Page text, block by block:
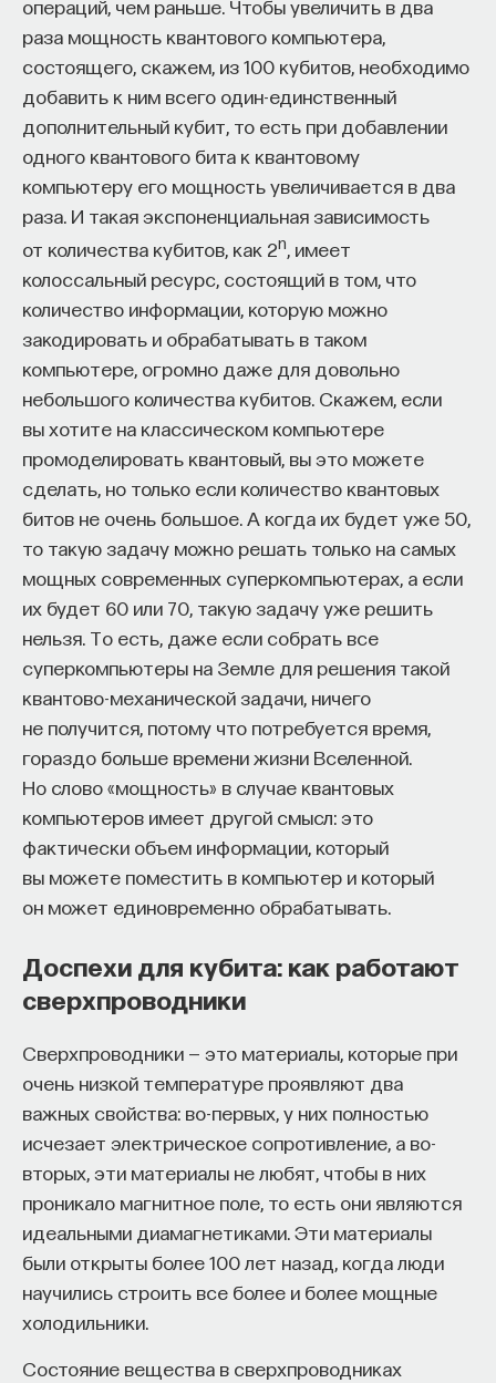
операций, чем раньше. Чтобы увеличить в два
раза мощность квантового компьютера,
состоящего, скажем, из 100 кубитов, необходимо
добавить к ним всего один-единственный
дополнительный кубит, то есть при добавлении
одного квантового бита к квантовому
компьютеру его мощность увеличивается в два
раза. И такая экспоненциальная зависимость
от количества кубитов, как 2n , имеет
колоссальный ресурс, состоящий в том, что
количество информации, которую можно
закодировать и обрабатывать в таком
компьютере, огромно даже для довольно
небольшого количества кубитов. Скажем, если
вы хотите на классическом компьютере
промоделировать квантовый, вы это можете
сделать, но только если количество квантовых
битов не очень большое. А когда их будет уже 50,
то такую задачу можно решать только на самых
мощных современных суперкомпьютерах, а если
их будет 60 или 70, такую задачу уже решить
нельзя. То есть, даже если собрать все
суперкомпьютеры на Земле для решения такой
квантово-механической задачи, ничего
не получится, потому что потребуется время,
гораздо больше времени жизни Вселенной.
Но слово «мощность» в случае квантовых
компьютеров имеет другой смысл: это
фактически объем информации, который
вы можете поместить в компьютер и который
он может единовременно обрабатывать.
Доспехи для кубита: как работают
сверхпроводники
Сверхпроводники — это материалы, которые при
очень низкой температуре проявляют два
важных свойства: во-первых, у них полностью
исчезает электрическое сопротивление, а во-
вторых, эти материалы не любят, чтобы в них
проникало магнитное поле, то есть они являются
идеальными диамагнетиками. Эти материалы
были открыты более 100 лет назад, когда люди
научились строить все более и более мощные
холодильники.
Состояние вещества в сверхпроводниках